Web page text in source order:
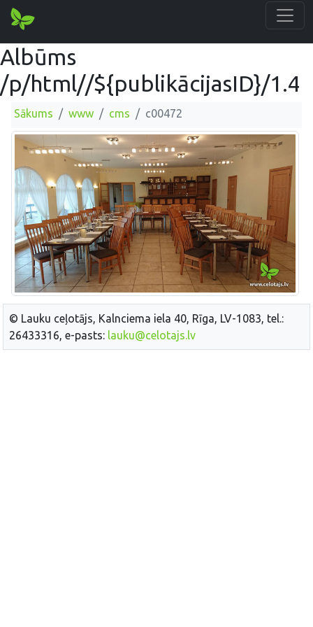
Albūms
/p/html//${publikācijasID}/1.4
Sākums www cms c00472
© Lauku ceļotājs, Kalnciema iela 40, Rīga, LV-1083, tel.:
26433316, e-pasts: lauku@celotajs.lv